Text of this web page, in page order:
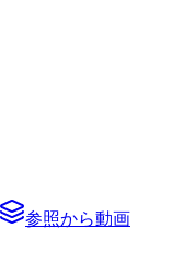
参照から動画